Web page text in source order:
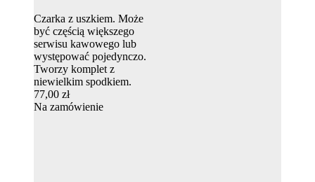
Czarka z uszkiem. Może
być częścią większego
serwisu kawowego lub
występować pojedynczo.
Tworzy komplet z
niewielkim spodkiem.
77,00 zł
Na zamówienie